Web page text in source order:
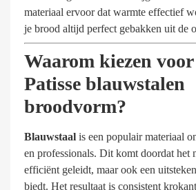
materiaal ervoor dat warmte effectief
je brood altijd perfect gebakken uit de
Waarom kiezen voor
Patisse blauwstalen
broodvorm?
Blauwstaal is een populair materiaal
en professionals. Dit komt doordat het
efficiënt geleidt, maar ook een
biedt. Het resultaat is consistent